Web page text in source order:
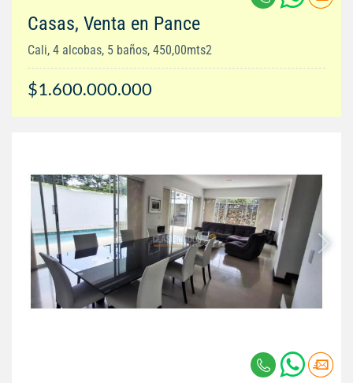
Casas, Venta en Pance
Cali, 4 alcobas, 5 baños, 450,00mts2
$1.600.000.000